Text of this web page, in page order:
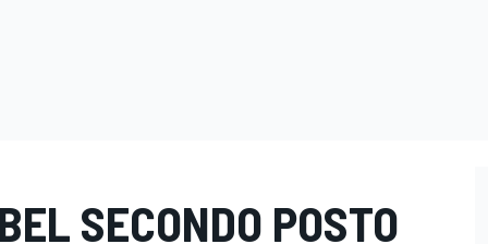
SECONDO POSTO